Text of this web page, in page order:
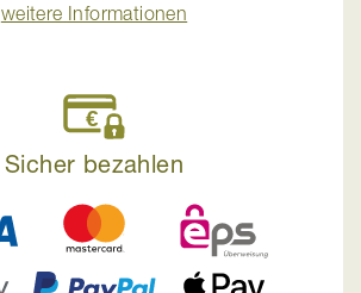
weitere Informationen
Sicher bezahlen